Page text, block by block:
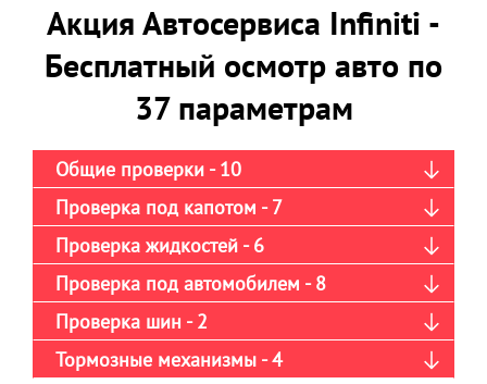
Акция Автосервиса Infiniti -
Бесплатный осмотр авто по
37 параметрам
Общие проверки - 10
Проверка под капотом - 7
Проверка жидкостей - 6
Проверка под автомобилем - 8
Проверка шин - 2
Тормозные механизмы - 4